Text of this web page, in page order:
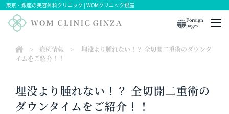
東京・銀座の美容外科クリニック | WOMクリニック銀座
Foreign
pages
> 症例情報 > 埋没より腫れない！？ 全切開二重術のダウンタ
イムをご紹介！！
埋没より腫れない！？ 全切開二重術の
ダウンタイムをご紹介！！